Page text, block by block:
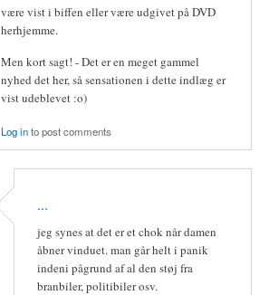
være vist i biffen eller være udgivet på DVD
herhjemme.
Men kort sagt! - Det er en meget gammel
nyhed det her, så sensationen i dette indlæg er
vist udeblevet :o)
Log into post comments
...
jeg synes at det er et chok når damen
åbner vinduet. man går helt i panik
indeni pågrund af al den støj fra
branbiler, politibiler osv.